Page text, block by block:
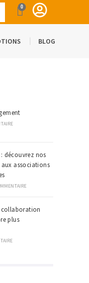
0
BLOG
découvrez nos
associations
plus